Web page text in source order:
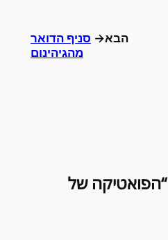
הבא→ סניף הדואר
מהגיהינום
5 responses to “הפואטיקה של